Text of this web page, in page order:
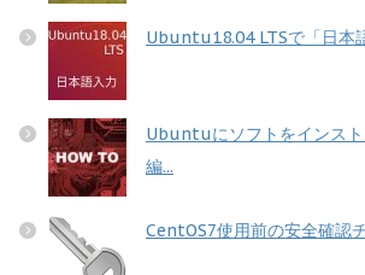
Ubuntu18.04 LTSで「日本
Ubuntuにソフトをインスト
編...
CentOS7使用前の安全確認